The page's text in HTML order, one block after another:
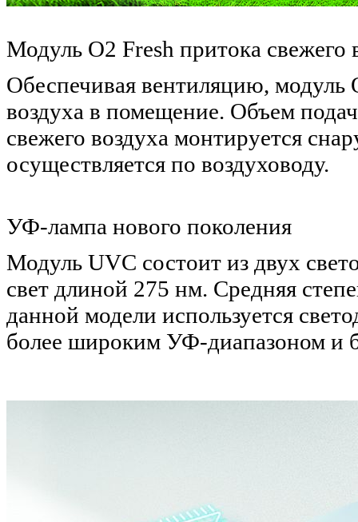
Модуль O2 Fresh притока свежего
Обеспечивая вентиляцию, модуль
воздуха в помещение. Объем
свежего воздуха монтируется
осуществляется по воздуховоду.
УФ-лампа нового поколения
Модуль UVC состоит из двух
свет длиной 275 нм. Средняя
данной модели используется
более широким УФ-диапазоном и